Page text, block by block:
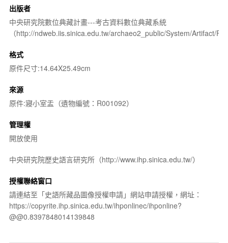
出版者
中央研究院數位典藏計畫---考古資料數位典藏系統
（http://ndweb.iis.sinica.edu.tw/archaeo2_public/System/Artifact/
格式
原件尺寸:14.64X25.49cm
來源
原件:寢小室盂（遺物編號：R001092）
管理權
開放使用
中央研究院歷史語言研究所（http://www.ihp.sinica.edu.tw/）
授權聯絡窗口
請連結至「史語所藏品圖像授權申請」網站申請授權，網址：
https://copyrite.ihp.sinica.edu.tw/ihponlinec/ihponline?
@@0.8397848014139848